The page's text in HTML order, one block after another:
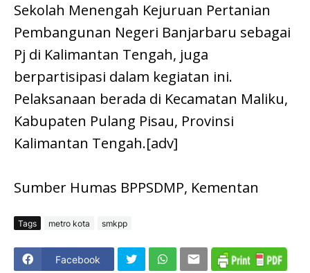
Sekolah Menengah Kejuruan Pertanian
Pembangunan Negeri Banjarbaru sebagai
Pj di Kalimantan Tengah, juga
berpartisipasi dalam kegiatan ini.
Pelaksanaan berada di Kecamatan Maliku,
Kabupaten Pulang Pisau, Provinsi
Kalimantan Tengah.[adv]
Sumber Humas BPPSDMP, Kementan
Tags metro kota smkpp
Facebook